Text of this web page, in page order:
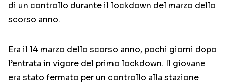
di un controllo durante il lockdown del marzo dello
scorso anno.
Era il 14 marzo dello scorso anno, pochi giorni dopo
l’entrata in vigore del primo lockdown. Il giovane
era stato fermato per un controllo alla stazione